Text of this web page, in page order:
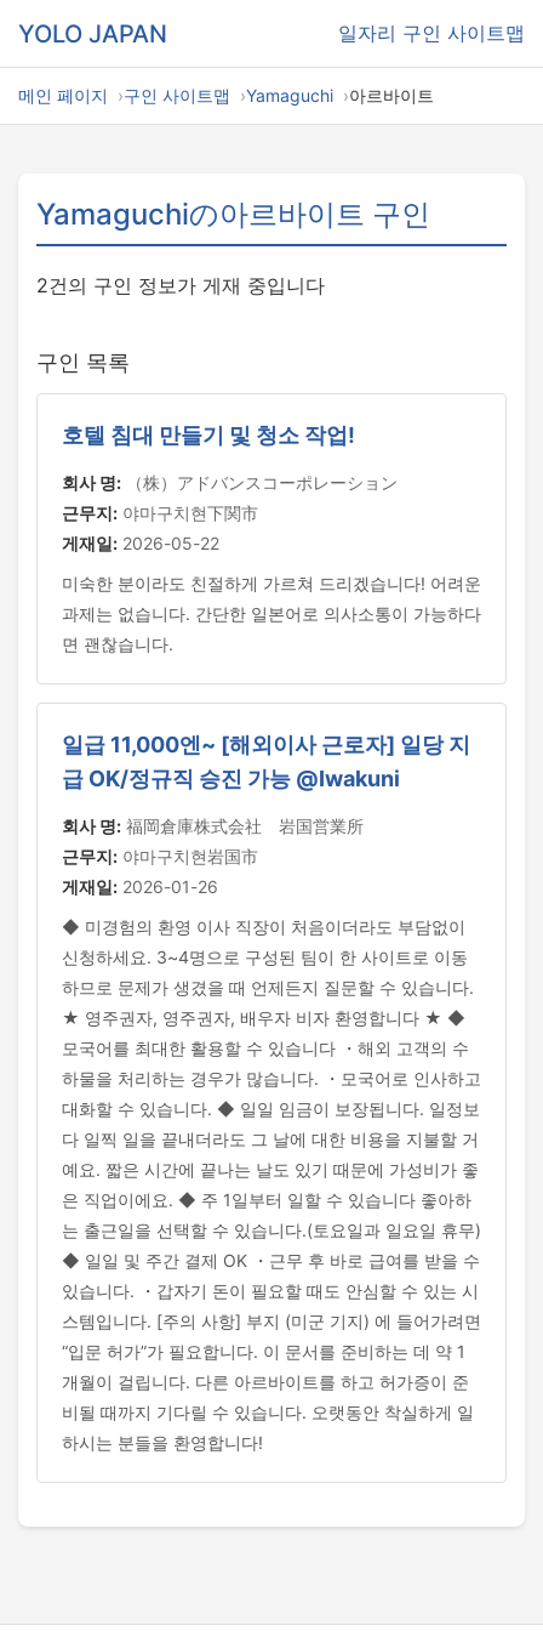
YOLO JAPAN 일자리 구인 사이트맵
메인 페이지 구인 사이트맵 Yamaguchi 아르바이트
Yamaguchiの아르바이트 구인
2건의 구인 정보가 게재 중입니다
구인 목록
호텔 침대 만들기 및 청소 작업!
회사 명: （株）アドバンスコーポレーション
근무지: 야마구치현下関市
게재일: 2026-05-22
미숙한 분이라도 친절하게 가르쳐 드리겠습니다! 어려운
과제는 없습니다. 간단한 일본어로 의사소통이 가능하다
면 괜찮습니다.
일급 11,000엔~ [해외이사 근로자] 일당 지
급 OK/정규직 승진 가능 @Iwakuni
회사 명: 福岡倉庫株式会社 岩国営業所
근무지: 야마구치현岩国市
게재일: 2026-01-26
◆ 미경험의 환영 이사 직장이 처음이더라도 부담없이
신청하세요. 3~4명으로 구성된 팀이 한 사이트로 이동
하므로 문제가 생겼을 때 언제든지 질문할 수 있습니다.
★ 영주권자, 영주권자, 배우자 비자 환영합니다 ★ ◆
모국어를 최대한 활용할 수 있습니다 ・해외 고객의 수
하물을 처리하는 경우가 많습니다. ・모국어로 인사하고
대화할 수 있습니다. ◆ 일일 임금이 보장됩니다. 일정보
다 일찍 일을 끝내더라도 그 날에 대한 비용을 지불할 거
예요. 짧은 시간에 끝나는 날도 있기 때문에 가성비가 좋
은 직업이에요. ◆ 주 1일부터 일할 수 있습니다 좋아하
는 출근일을 선택할 수 있습니다.(토요일과 일요일 휴무)
◆ 일일 및 주간 결제 OK ・근무 후 바로 급여를 받을 수
있습니다. ・갑자기 돈이 필요할 때도 안심할 수 있는 시
스템입니다. [주의 사항] 부지 (미군 기지) 에 들어가려면
“입문 허가”가 필요합니다. 이 문서를 준비하는 데 약 1
개월이 걸립니다. 다른 아르바이트를 하고 허가증이 준
비될 때까지 기다릴 수 있습니다. 오랫동안 착실하게 일
하시는 분들을 환영합니다!